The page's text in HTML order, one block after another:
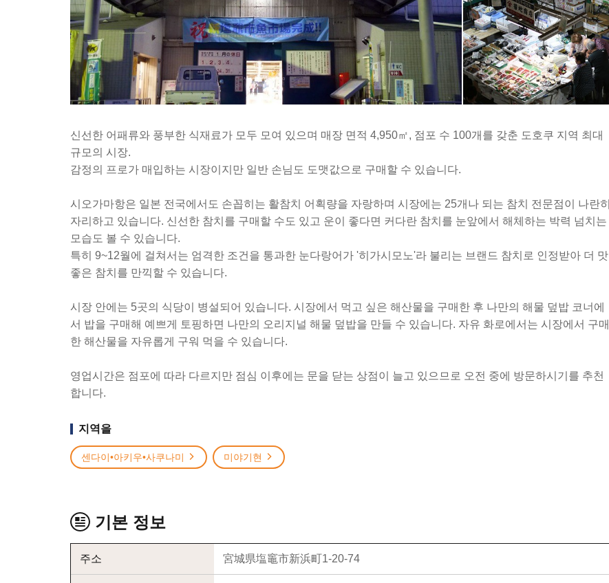
신선한 어패류와 풍부한 식재료가 모두 모여 있으며 매장 면적 4,950㎡, 점포 수 100개를 갖춘 도호쿠 지역 최대
규모의 시장.
감정의 프로가 매입하는 시장이지만 일반 손님도 도맷값으로 구매할 수 있습니다.
시오가마항은 일본 전국에서도 손꼽히는 활참치 어획량을 자랑하며 시장에는 25개나 되는 참치 전문점이 나란히
자리하고 있습니다. 신선한 참치를 구매할 수도 있고 운이 좋다면 커다란 참치를 눈앞에서 해체하는 박력 넘치는
모습도 볼 수 있습니다.
특히 9~12월에 걸쳐서는 엄격한 조건을 통과한 눈다랑어가 '히가시모노'라 불리는 브랜드 참치로 인정받아 더 맛
좋은 참치를 만끽할 수 있습니다.
시장 안에는 5곳의 식당이 병설되어 있습니다. 시장에서 먹고 싶은 해산물을 구매한 후 나만의 해물 덮밥 코너에
서 밥을 구매해 예쁘게 토핑하면 나만의 오리지널 해물 덮밥을 만들 수 있습니다. 자유 화로에서는 시장에서 구매
한 해산물을 자유롭게 구워 먹을 수 있습니다.
영업시간은 점포에 따라 다르지만 점심 이후에는 문을 닫는 상점이 늘고 있으므로 오전 중에 방문하시기를 추천
합니다.
지역을
센다이•아키우•사쿠나미 미야기현
기본 정보
주소 宮城県塩竈市新浜町1-20-74